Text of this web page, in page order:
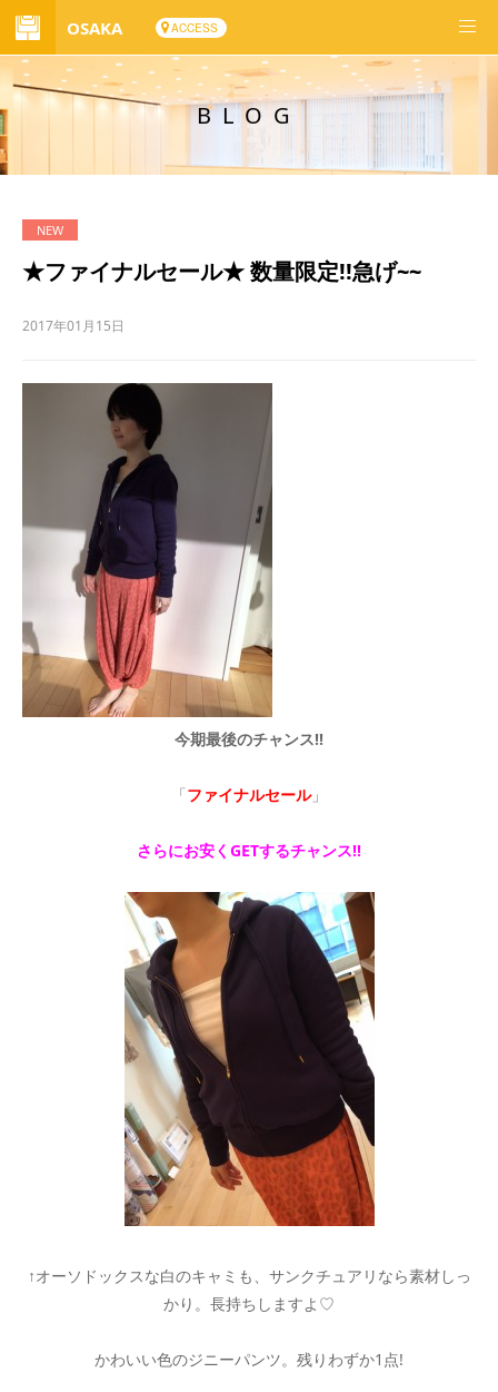
OSAKA ACCESS
BLOG
★ファイナルセール★ 数量限定!!急げ~~
2017年01月15日
今期最後のチャンス!!
「ファイナルセール」
さらにお安くGETするチャンス!!
↑オーソドックスな白のキャミも、サンクチュアリなら素材しっ
かり。長持ちしますよ♡
かわいい色のジニーパンツ。残りわずか1点!